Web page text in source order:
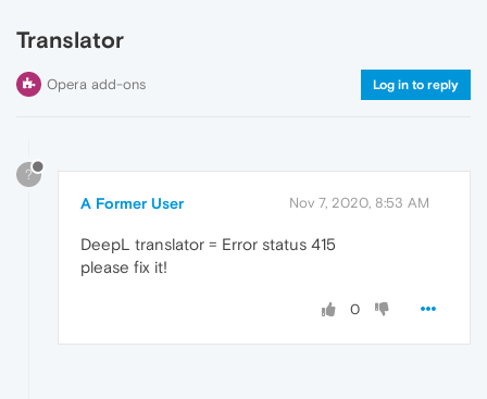
Translator
Opera add-ons Log in to reply
?
A Former User Nov 7, 2020, 8:53 AM
DeepL translator = Error status 415
please fix it!
0